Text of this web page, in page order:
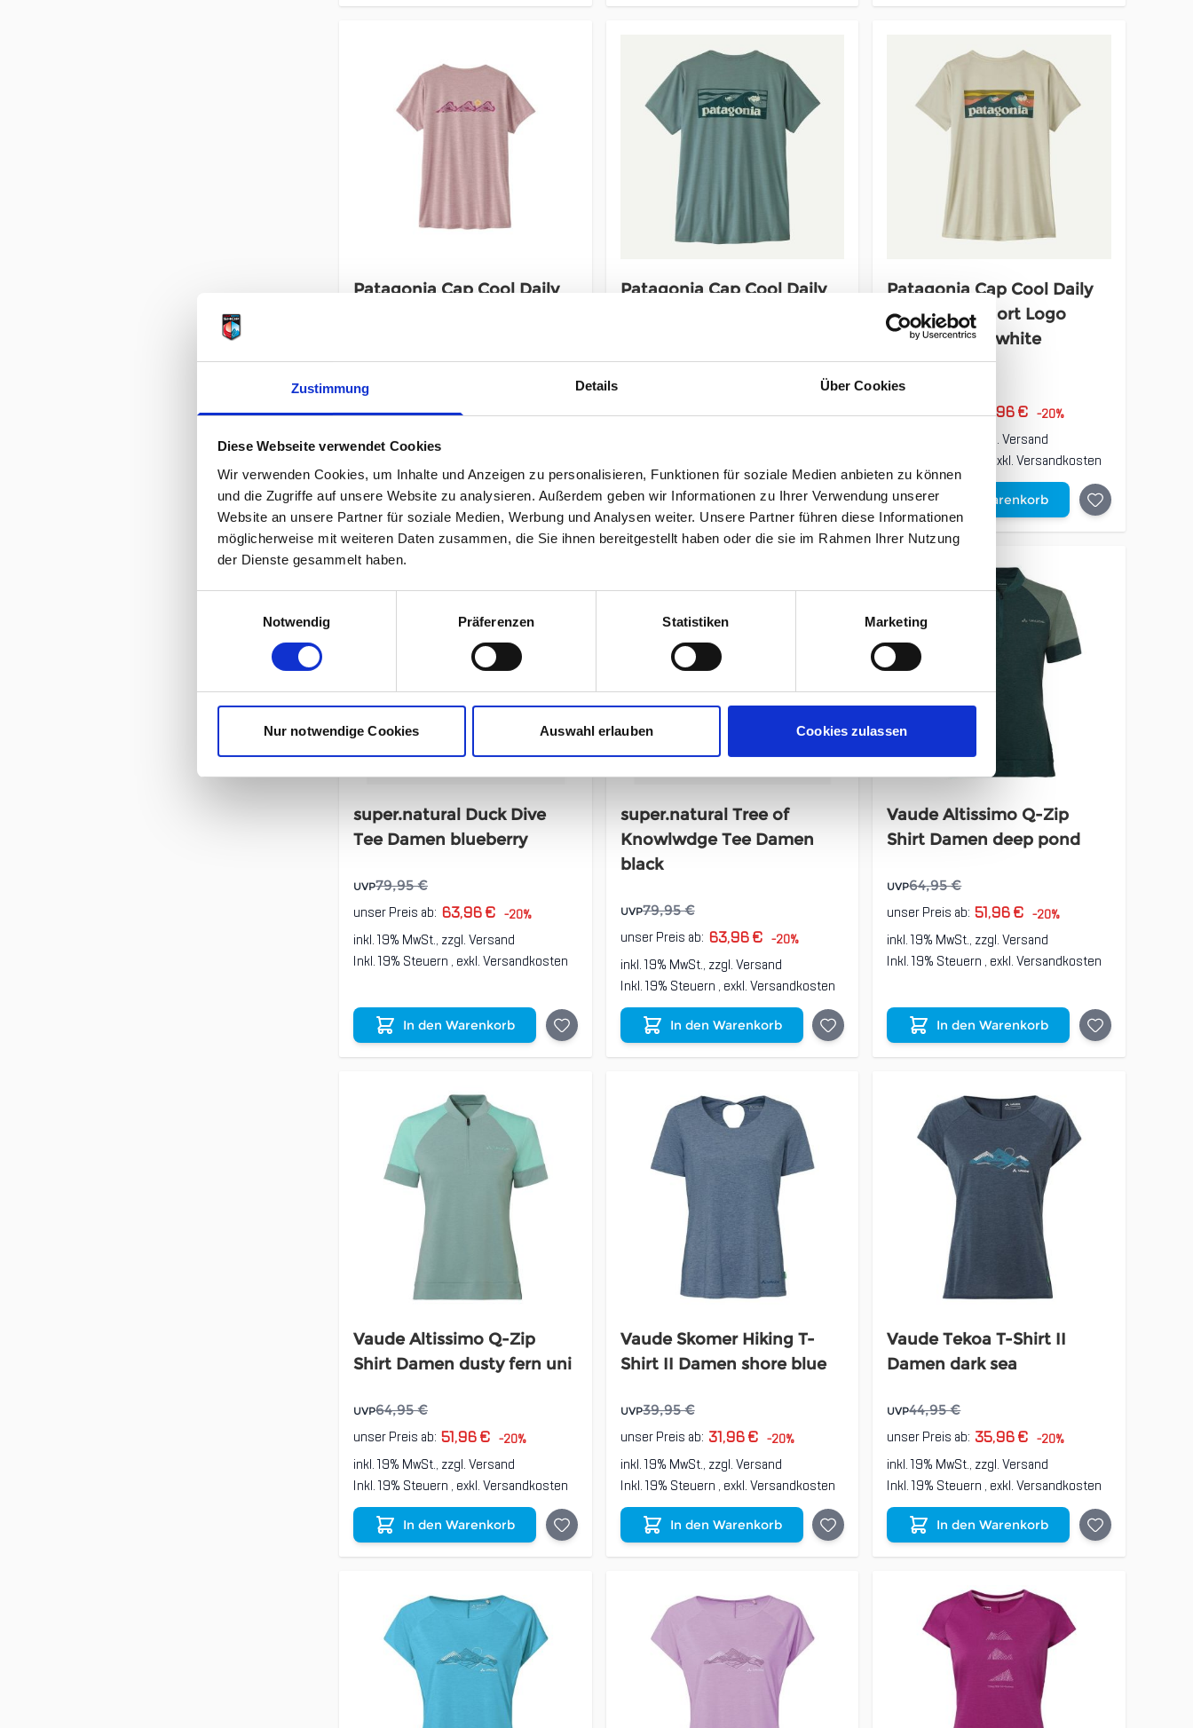
Zustimmung Details Über Cookies
Diese Webseite verwendet Cookies
Wir verwenden Cookies, um Inhalte und Anzeigen zu personalisieren, Funktionen für soziale Medien anbieten zu können
und die Zugriffe auf unsere Website zu analysieren. Außerdem geben wir Informationen zu Ihrer Verwendung unserer
Website an unsere Partner für soziale Medien, Werbung und Analysen weiter. Unsere Partner führen diese Informationen
möglicherweise mit weiteren Daten zusammen, die Sie ihnen bereitgestellt haben oder die sie im Rahmen Ihrer Nutzung
der Dienste gesammelt haben.
Notwendig
Präferenzen Statistiken Marketing
Nur notwendige Cookies Auswahl erlauben Cookies zulassen
Patagonia Cap Cool Daily
UVP
unser Preis ab: 43,96 € -20%
inkl. 19% MwSt., zzgl.
In den Warenkorb
Patagonia Cap Cool Daily
unser Preis ab: 43,96 € -20%
In den Warenkorb
Patagonia Cap Cool Daily
Shirt Boardshort Logo
Damen dyno white
UVP
unser Preis ab: 43,96 € -20%
inkl. 19% MwSt., zzgl.Versand
exkl.Versandkosten
In den Warenkorb
super.natural Duck Dive
Tee Damen blueberry
UVP79,95 €
unser Preis ab: 63,96 € -20%
inkl. 19% MwSt., zzgl.Versand
Inkl. 19% Steuern , exkl.Versandkosten
In den Warenkorb
super.natural Tree of
Knowlwdge Tee Damen
black
UVP79,95 €
unser Preis ab: 63,96 € -20%
inkl. 19% MwSt., zzgl.Versand
Inkl. 19% Steuern , exkl.Versandkosten
In den Warenkorb
Vaude Altissimo Q-Zip
Shirt Damen deep pond
UVP64,95 €
unser Preis ab: 51,96 € -20%
inkl. 19% MwSt., zzgl.Versand
Inkl. 19% Steuern , exkl.Versandkosten
In den Warenkorb
Vaude Altissimo Q-Zip
Shirt Damen dusty fern uni
UVP64,95 €
unser Preis ab: 51,96 € -20%
inkl. 19% MwSt., zzgl.Versand
Inkl. 19% Steuern , exkl.Versandkosten
In den Warenkorb
Vaude Skomer Hiking T-
Shirt II Damen shore blue
UVP39,95 €
unser Preis ab: 31,96 € -20%
inkl. 19% MwSt., zzgl.Versand
Inkl. 19% Steuern , exkl.Versandkosten
In den Warenkorb
Vaude Tekoa T-Shirt II
Damen dark sea
UVP44,95 €
unser Preis ab: 35,96 € -20%
inkl. 19% MwSt., zzgl.Versand
Inkl. 19% Steuern , exkl.Versandkosten
In den Warenkorb